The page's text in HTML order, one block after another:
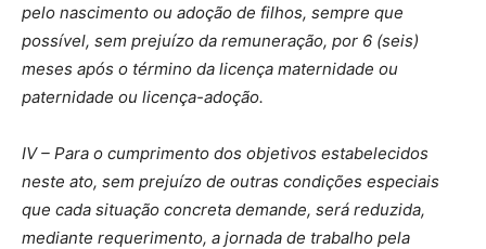
pelo nascimento ou adoção de filhos, sempre que
possível, sem prejuízo da remuneração, por 6 (seis)
meses após o término da licença maternidade ou
paternidade ou licença-adoção.
IV – Para o cumprimento dos objetivos estabelecidos
neste ato, sem prejuízo de outras condições especiais
que cada situação concreta demande, será reduzida,
mediante requerimento, a jornada de trabalho pela